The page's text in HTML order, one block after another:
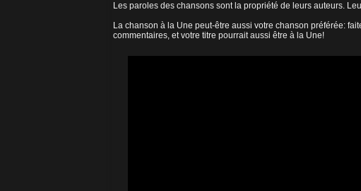
Les paroles des chansons sont la propriété de leurs auteurs.
La chanson à la Une peut-être aussi votre chanson préférée:
commentaires, et votre titre pourrait aussi être à la Une!